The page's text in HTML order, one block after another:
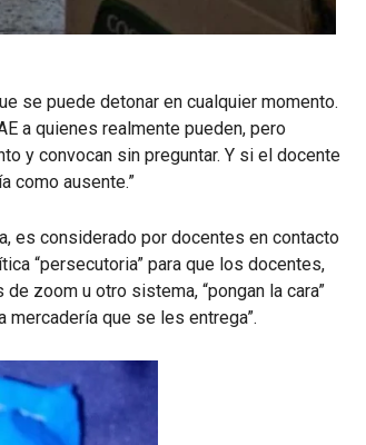
se puede detonar en cualquier momento.
a quienes realmente pueden, pero
y convocan sin preguntar. Y si el docente
como ausente.”
es considerado por docentes en contacto
“persecutoria” para que los docentes,
zoom u otro sistema, “pongan la cara”
mercadería que se les entrega”.